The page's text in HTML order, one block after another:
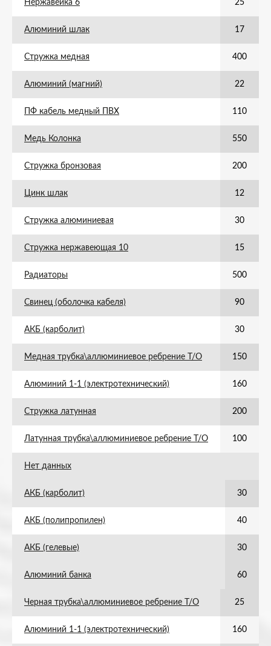
Нержавейка 6 25
Алюминий шлак 17
Стружка медная 400
Алюминий (магний) 22
ПФ кабель медный ПВХ 110
Медь Колонка 550
Стружка бронзовая 200
Цинк шлак 12
Стружка алюминиевая 30
Стружка нержавеющая 10 15
Радиаторы 500
Свинец (оболочка кабеля) 90
АКБ (карболит) 30
Медная трубка\аллюминиевое ребрение Т/О 150
Алюминий 1-1 (электротехнический) 160
Стружка латунная 200
Латунная трубка\аллюминиевое ребрение Т/О 100
Нет данных
АКБ (карболит) 30
АКБ (полипропилен) 40
АКБ (гелевые) 30
Алюминий банка 60
Черная трубка\аллюминиевое ребрение Т/О 25
Алюминий 1-1 (электротехнический) 160